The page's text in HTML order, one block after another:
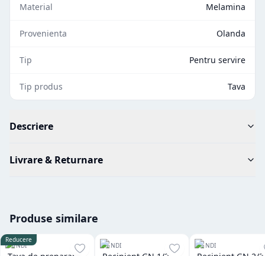
Material Melamina
Provenienta Olanda
Tip Pentru servire
Tip produs Tava
Descriere
Livrare & Returnare
Produse similare
Reducere
HENDI HENDI HENDI